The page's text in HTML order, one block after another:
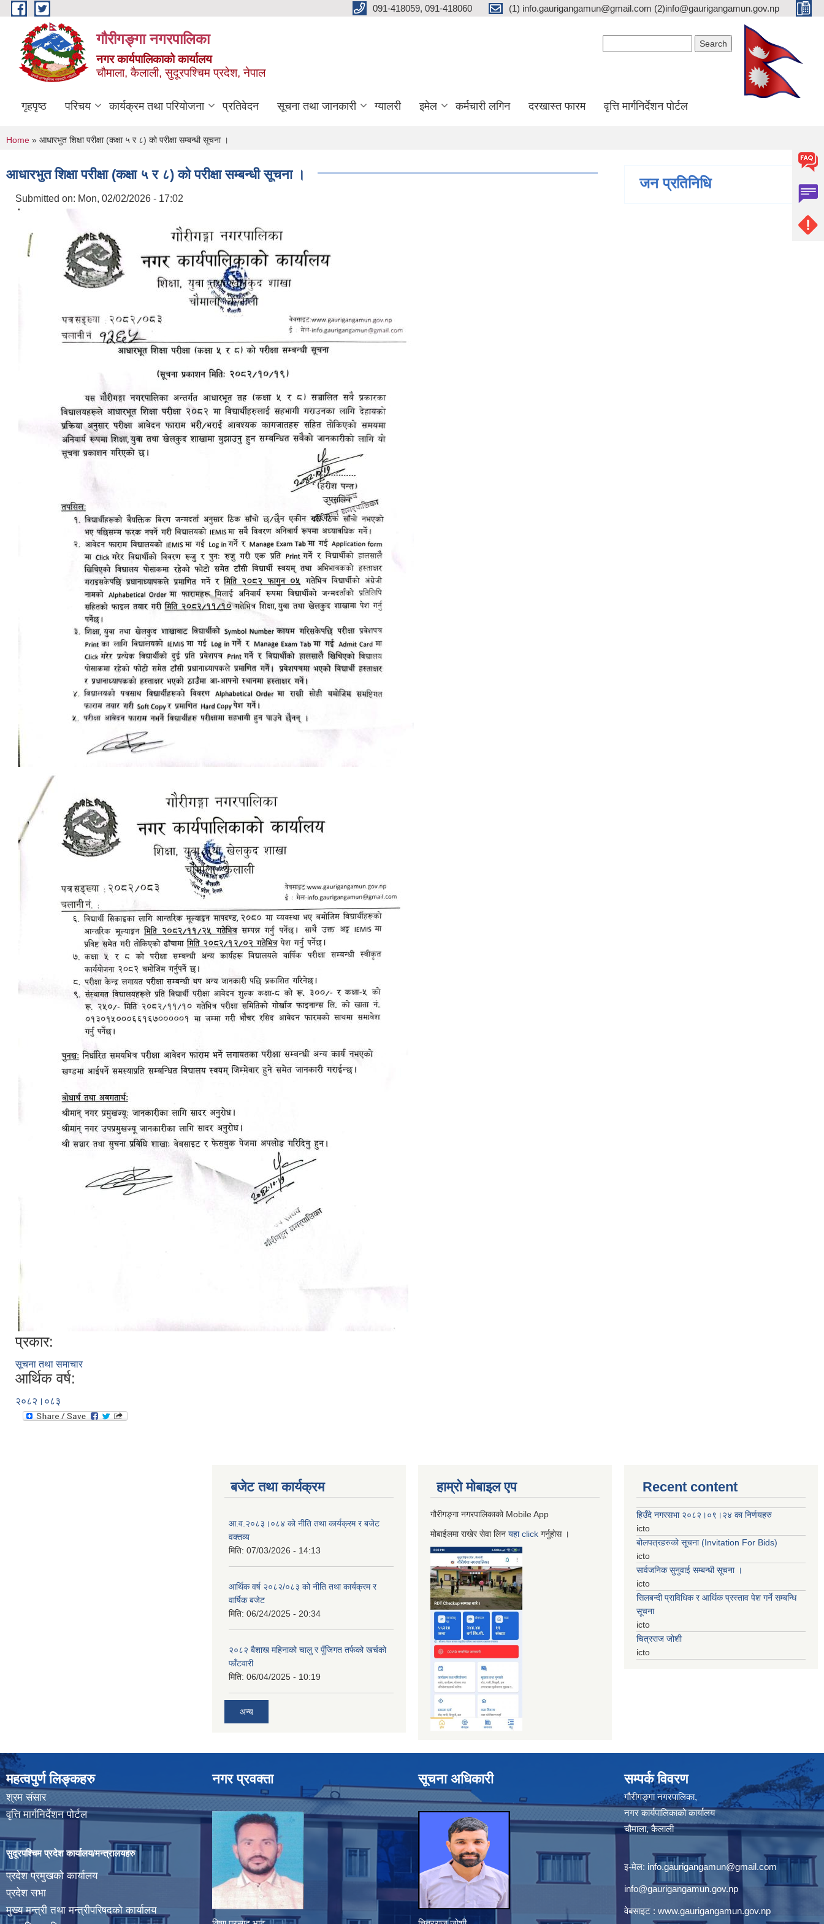
Skip to main content 091-418059, 091-418060 (1) info.gaurigangamun@gmail.com (2)info@gaurigangamun.gov.np
गौरीगङ्गा नगरपालिका
नगर कार्यपालिकाको कार्यालय
चौमाला, कैलाली, सुदूरपश्चिम प्रदेश, नेपाल
गृहपृष्ठ परिचय कार्यक्रम तथा परियोजना प्रतिवेदन सूचना तथा जानकारी ग्यालरी इमेल कर्मचारी लगिन दरखास्त फारम वृत्ति मार्गनिर्देशन पोर्टल
You are here
Home » आधारभुत शिक्षा परीक्षा (कक्षा ५ र ८) को परीक्षा सम्बन्धी सूचना ।
आधारभुत शिक्षा परीक्षा (कक्षा ५ र ८) को परीक्षा सम्बन्धी सूचना ।
Submitted on: Mon, 02/02/2026 - 17:02
प्रकार:
सूचना तथा समाचार
आर्थिक वर्ष:
२०८२।०८३
जन प्रतिनिधि
बजेट तथा कार्यक्रम
आ.व.२०८३।०८४ को नीति तथा कार्यक्रम र बजेट
वक्तव्य
मिति: 07/03/2026 - 14:13
आर्थिक वर्ष २०८२/०८३ को नीति तथा कार्यक्रम र
वार्षिक बजेट
मिति: 06/24/2025 - 20:34
२०८२ बैशाख महिनाको चालु र पुँजिगत तर्फको खर्चको
फाँटवारी
मिति: 06/04/2025 - 10:19
अन्य
हाम्रो माेबाइल एप
गौरीगङ्गा नगरपालिकाको Mobile App
मोबाईलमा राखेर सेवा लिन यहाclick गर्नुहाेस ।
Recent content
हिउँदे नगरसभा २०८२।०९।२४ का निर्णयहरु
icto
बोलपत्रहरुको सूचना (Invitation For Bids)
icto
सार्वजनिक सुनुवाई सम्बन्धी सूचना ।
icto
सिलबन्दी प्राविधिक र आर्थिक प्रस्ताव पेश गर्ने सम्बन्धि
सूचना
icto
चित्रराज जोशी
icto
महत्वपुर्ण लिङ्कहरु
श्रम संसार
वृत्ति मार्गनिर्देशन पोर्टल
सुदूरपश्चिम प्रदेश कार्यालय/मन्त्रालयहरु
प्रदेश प्रमुखको कार्यालय
प्रदेश सभा
मुख्य मन्त्री तथा मन्त्रीपरिषदको कार्यालय
नगर प्रवक्ता सूचना अधिकारी सम्पर्क विवरण
गौरीगङ्गा नगरपालिका,
नगर कार्यपालिकाको कार्यालय
चौमाला, कैलाली
इ-मेल: info.gaurigangamun@gmail.com
info@gaurigangamun.gov.np
वेबसाइट : www.gaurigangamun.gov.np